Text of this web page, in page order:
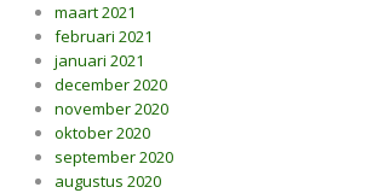
maart 2021
februari 2021
januari 2021
december 2020
november 2020
oktober 2020
september 2020
augustus 2020